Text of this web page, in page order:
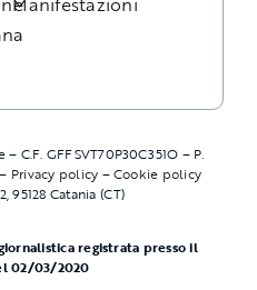
C.F. GFFSVT70P30C351O – P.
Privacy policy –Cookie policy
95128 Catania (CT)
registrata presso il
02/03/2020